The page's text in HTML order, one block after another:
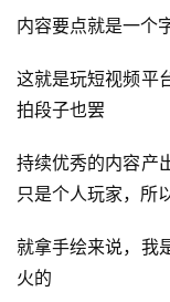
内容要点就是一个字
这就是玩短视频平
拍段子也罢
持续优秀的内容产
只是个人玩家，所
就拿手绘来说，我
火的